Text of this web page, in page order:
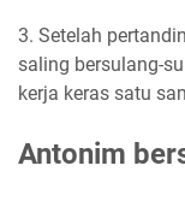
3. Setelah
saling bersulang-
kerja keras satu
Antonim